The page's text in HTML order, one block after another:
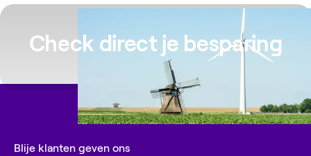
Check direct je besparing
Blije klanten geven ons